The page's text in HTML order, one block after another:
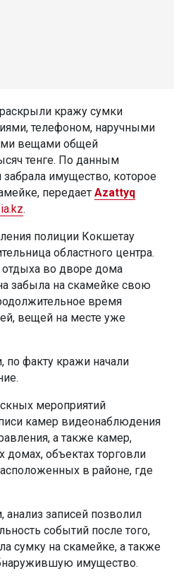
кражу сумки
телефоном, наручными
вещами общей
тенге. По данным
имущество, которое
передает Azattyq
.
полиции Кокшетау
областного центра.
отдыха во дворе дома
забыла на скамейке свою
время
вещей на месте уже
факту кражи начали
мероприятий
камер видеонаблюдения
а также камер,
объектах торговли
в районе, где
записей позволил
событий после того,
сумку на скамейке, а также
имущество.